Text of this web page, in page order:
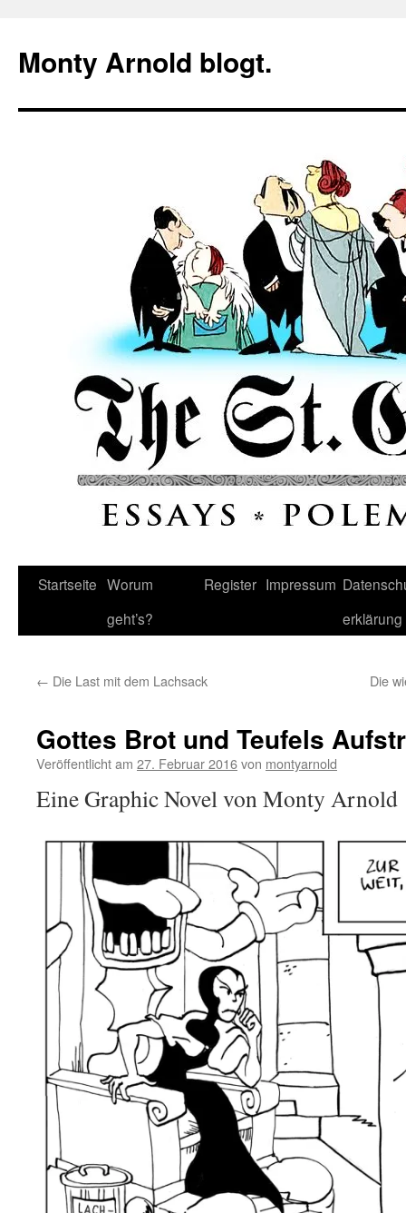
springen
Monty Arnold blogt.
Startseite Worum
geht’s?
Register Impressum
erklärung
← Die Last mit dem Lachsack Die
Gottes Brot und Teufels
Veröffentlicht am 27. Februar 2016von montyarnold
Eine Graphic Novel von Monty Arnold